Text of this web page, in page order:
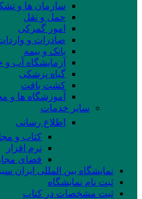
سازمان ها و
حمل و نقل
امور گمرکی
صادرات و
بانک و بیمه
آزمایشگاه آب و
گیاه پزشکی
کشت بافت
آموزشگاه ها و
سایر خدمات
اطلاع رسانی
کتاب و
نرم افزار
فضای
نمایشگاه بین المللی ایران سبز
ثبت نام نمایشگاه
ثبت مشخصات در کتاب